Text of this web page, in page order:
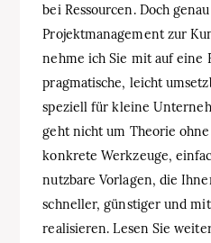
bei Ressourcen. Doch
Projektmanagement zur
nehme ich Sie mit auf eine
pragmatische, leicht
speziell für kleine
geht nicht um Theorie
konkrete Werkzeuge,
nutzbare Vorlagen, die
schneller, günstiger und
realisieren. Lesen Sie